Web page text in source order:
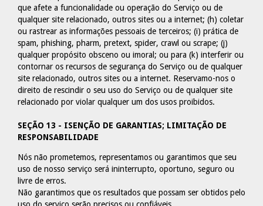
que afete a funcionalidade ou operação do Serviço ou de
qualquer site relacionado, outros sites ou a internet; (h) coletar
ou rastrear as informações pessoais de terceiros; (i) prática de
spam, phishing, pharm, pretext, spider, crawl ou scrape; (j)
qualquer propósito obsceno ou imoral; ou para (k) interferir ou
contornar os recursos de segurança do Serviço ou de qualquer
site relacionado, outros sites ou a internet. Reservamo-nos o
direito de rescindir o seu uso do Serviço ou de qualquer site
relacionado por violar qualquer um dos usos proibidos.
SEÇÃO 13 - ISENÇÃO DE GARANTIAS; LIMITAÇÃO DE
RESPONSABILIDADE
Nós não prometemos, representamos ou garantimos que seu
uso de nosso serviço será ininterrupto, oportuno, seguro ou
livre de erros.
Não garantimos que os resultados que possam ser obtidos pelo